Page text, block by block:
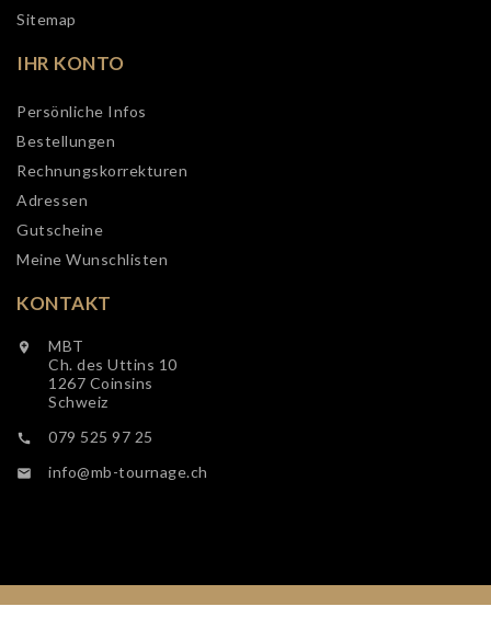
Sitemap
IHR KONTO
Persönliche Infos
Bestellungen
Rechnungskorrekturen
Adressen
Gutscheine
Meine Wunschlisten
KONTAKT

MBT
Ch. des Uttins 10
1267 Coinsins
Schweiz
 079 525 97 25
 info@mb-tournage.ch